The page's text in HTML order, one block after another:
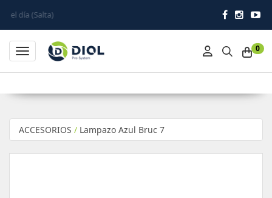
0
Toggle navigation
ACCESORIOS / Lampazo Azul Bruc 7